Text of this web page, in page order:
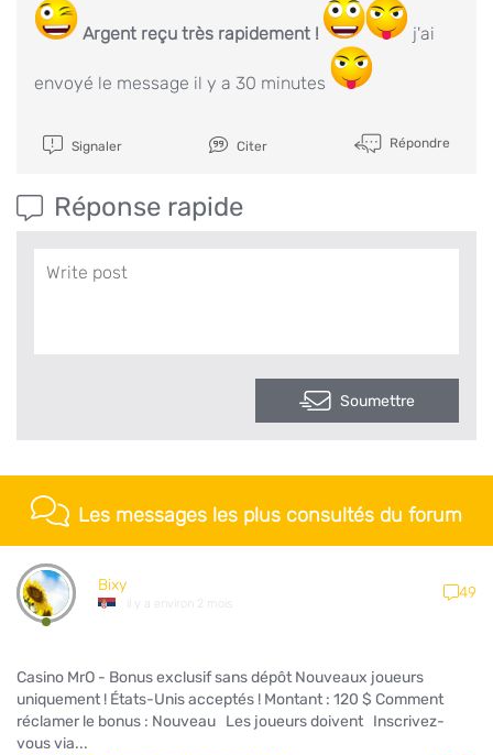
Argent reçu très rapidement ! j'ai
envoyé le message il y a 30 minutes
Signaler Citer Répondre
Réponse rapide
Soumettre
Les messages les plus consultés du forum
Bixy
il y a environ 2 mois
49
Casino MrO - Bonus exclusif sans dépôt Nouveaux joueurs
uniquement ! États-Unis acceptés ! Montant : 120 $ Comment
réclamer le bonus : Nouveau Les joueurs doivent Inscrivez-
vous via...